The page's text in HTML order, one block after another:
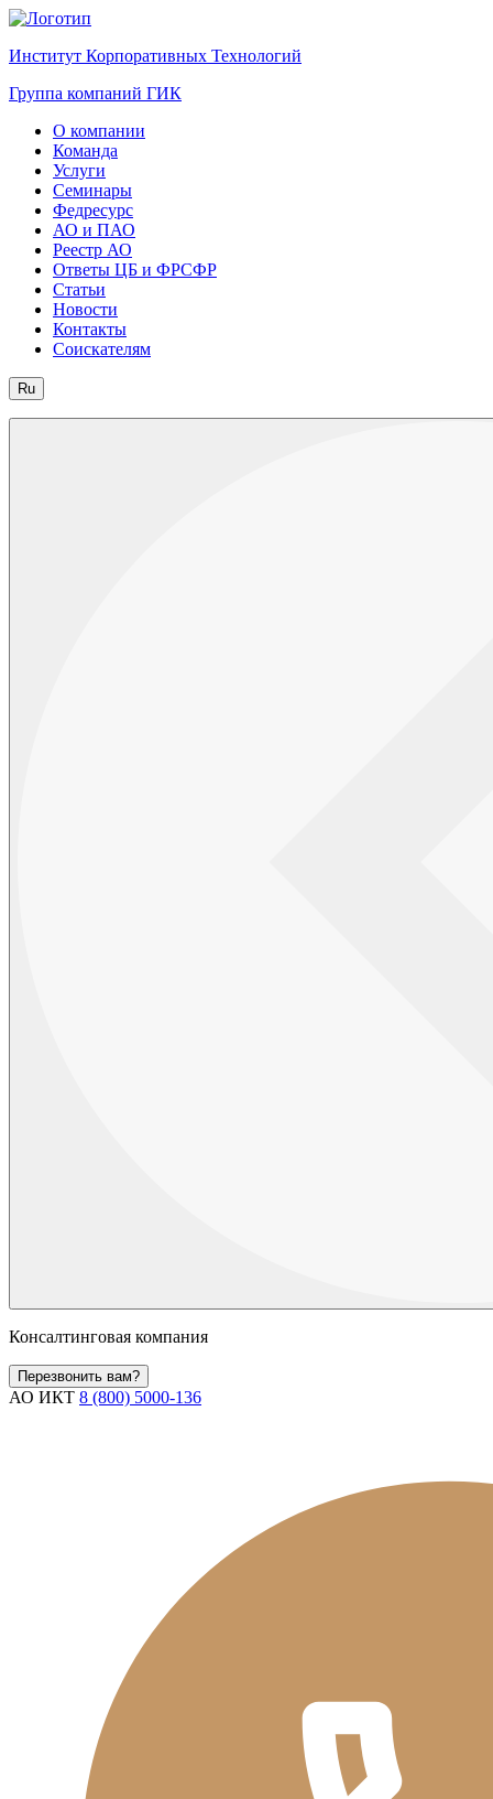
Институт Корпоративных Технологий
Группа компаний ГИК
О компании
Команда
Услуги
Семинары
Федресурс
АО и ПАО
Реестр АО
Ответы ЦБ и ФРСФР
Статьи
Новости
Контакты
Соискателям
Ru
Консалтинговая компания
Перезвонить вам?
АО ИКТ 8 (800) 5000-136